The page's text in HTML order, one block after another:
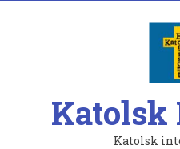
Katolsk
Katolsk